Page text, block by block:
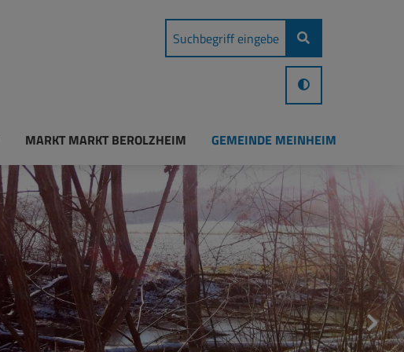
MARKT MARKT BEROLZHEIM GEMEINDE MEINHEIM